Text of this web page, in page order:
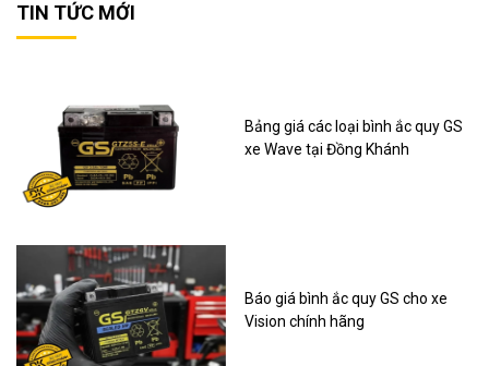
TIN TỨC MỚI
Bảng giá các loại bình ắc quy GS
xe Wave tại Đồng Khánh
Báo giá bình ắc quy GS cho xe
Vision chính hãng